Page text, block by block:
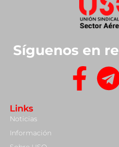
Síguenos en
Links
Noticias
Información